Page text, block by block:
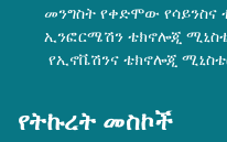
መንግስት የቀድሞው የሳይንስና
ኢንፎርሜሽን ቴክኖሎጂ
የኢኖቬሽንና ቴክኖሎጂ
የትኩረት መስኮች